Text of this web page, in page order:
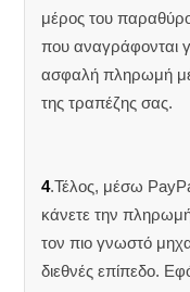
μέρος του
που αναγράφονται
ασφαλή πληρωμή
της τραπέζης σας.
4.Τέλος, μέσω
κάνετε την
τον πιο γνωστό
διεθνές επίπεδο.